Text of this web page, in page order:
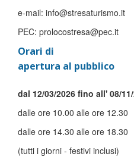
e-mail: info@stresaturismo.it
PEC: prolocostresa@pec.it
Orari di
apertura al pubblico
dal 12/03/2026 fino all' 08/
dalle ore 10.00 alle ore 12.30
dalle ore 14.30 alle ore 18.30
(tutti i giorni - festivi inclusi)